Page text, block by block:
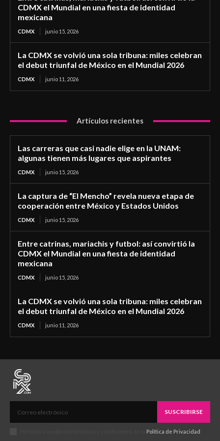
CDMX el Mundial en una fiesta de identidad
mexicana
CDMX junio 15, 2026
La CDMX se volvió una sola tribuna: miles celebran
el debut triunfal de México en el Mundial 2026
CDMX junio 11, 2026
Artículos recientes
Las carreras que casi nadie elige en la UNAM:
algunas tienen más lugares que aspirantes
CDMX junio 15, 2026
La captura de “El Mencho” revela nueva etapa de
cooperación entre México y Estados Unidos
CDMX junio 15, 2026
Entre catrinas, mariachis y futbol: así convirtió la
CDMX el Mundial en una fiesta de identidad
mexicana
CDMX junio 15, 2026
La CDMX se volvió una sola tribuna: miles celebran
el debut triunfal de México en el Mundial 2026
CDMX junio 11, 2026
SUSCRIBIRSE
Política de Privacidad